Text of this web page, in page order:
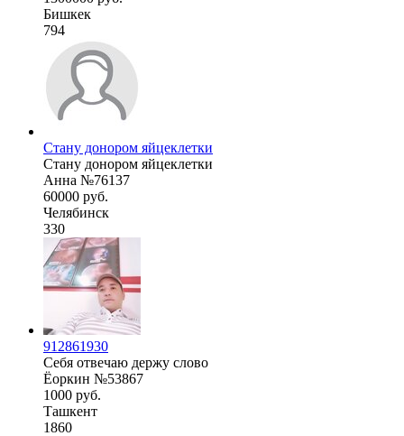
Бишкек
794
Стану донором яйцеклетки
Стану донором яйцеклетки
Анна №76137
60000 руб.
Челябинск
330
912861930
Себя отвечаю держу слово
Ёоркин №53867
1000 руб.
Ташкент
1860